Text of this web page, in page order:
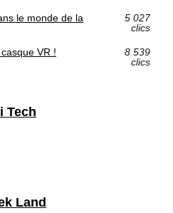
le monde de la
5 027
clics
VR !
8 539
clics
Tech
Land